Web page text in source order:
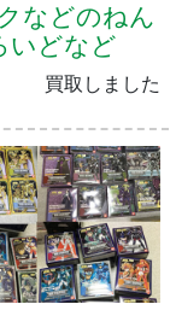
などのねん
いどなど
買取しました